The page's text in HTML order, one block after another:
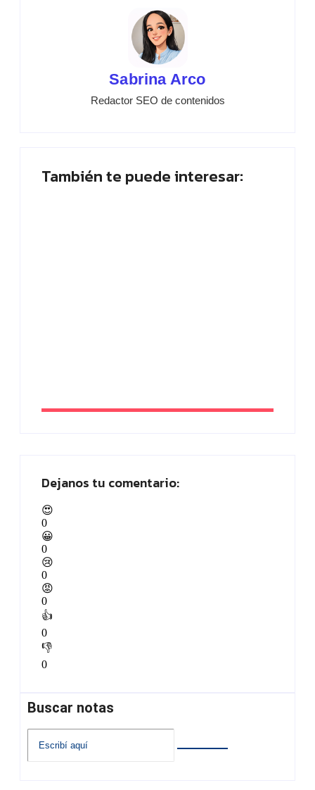
Sabrina Arco
Redactor SEO de contenidos
También te puede interesar:
Dejanos tu comentario:
😍
0
😀
0
😢
0
😡
0
👍
0
👎
0
Buscar notas